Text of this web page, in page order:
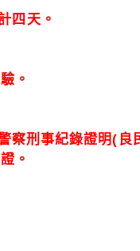
四天。
。
察刑事紀錄證明(良
。